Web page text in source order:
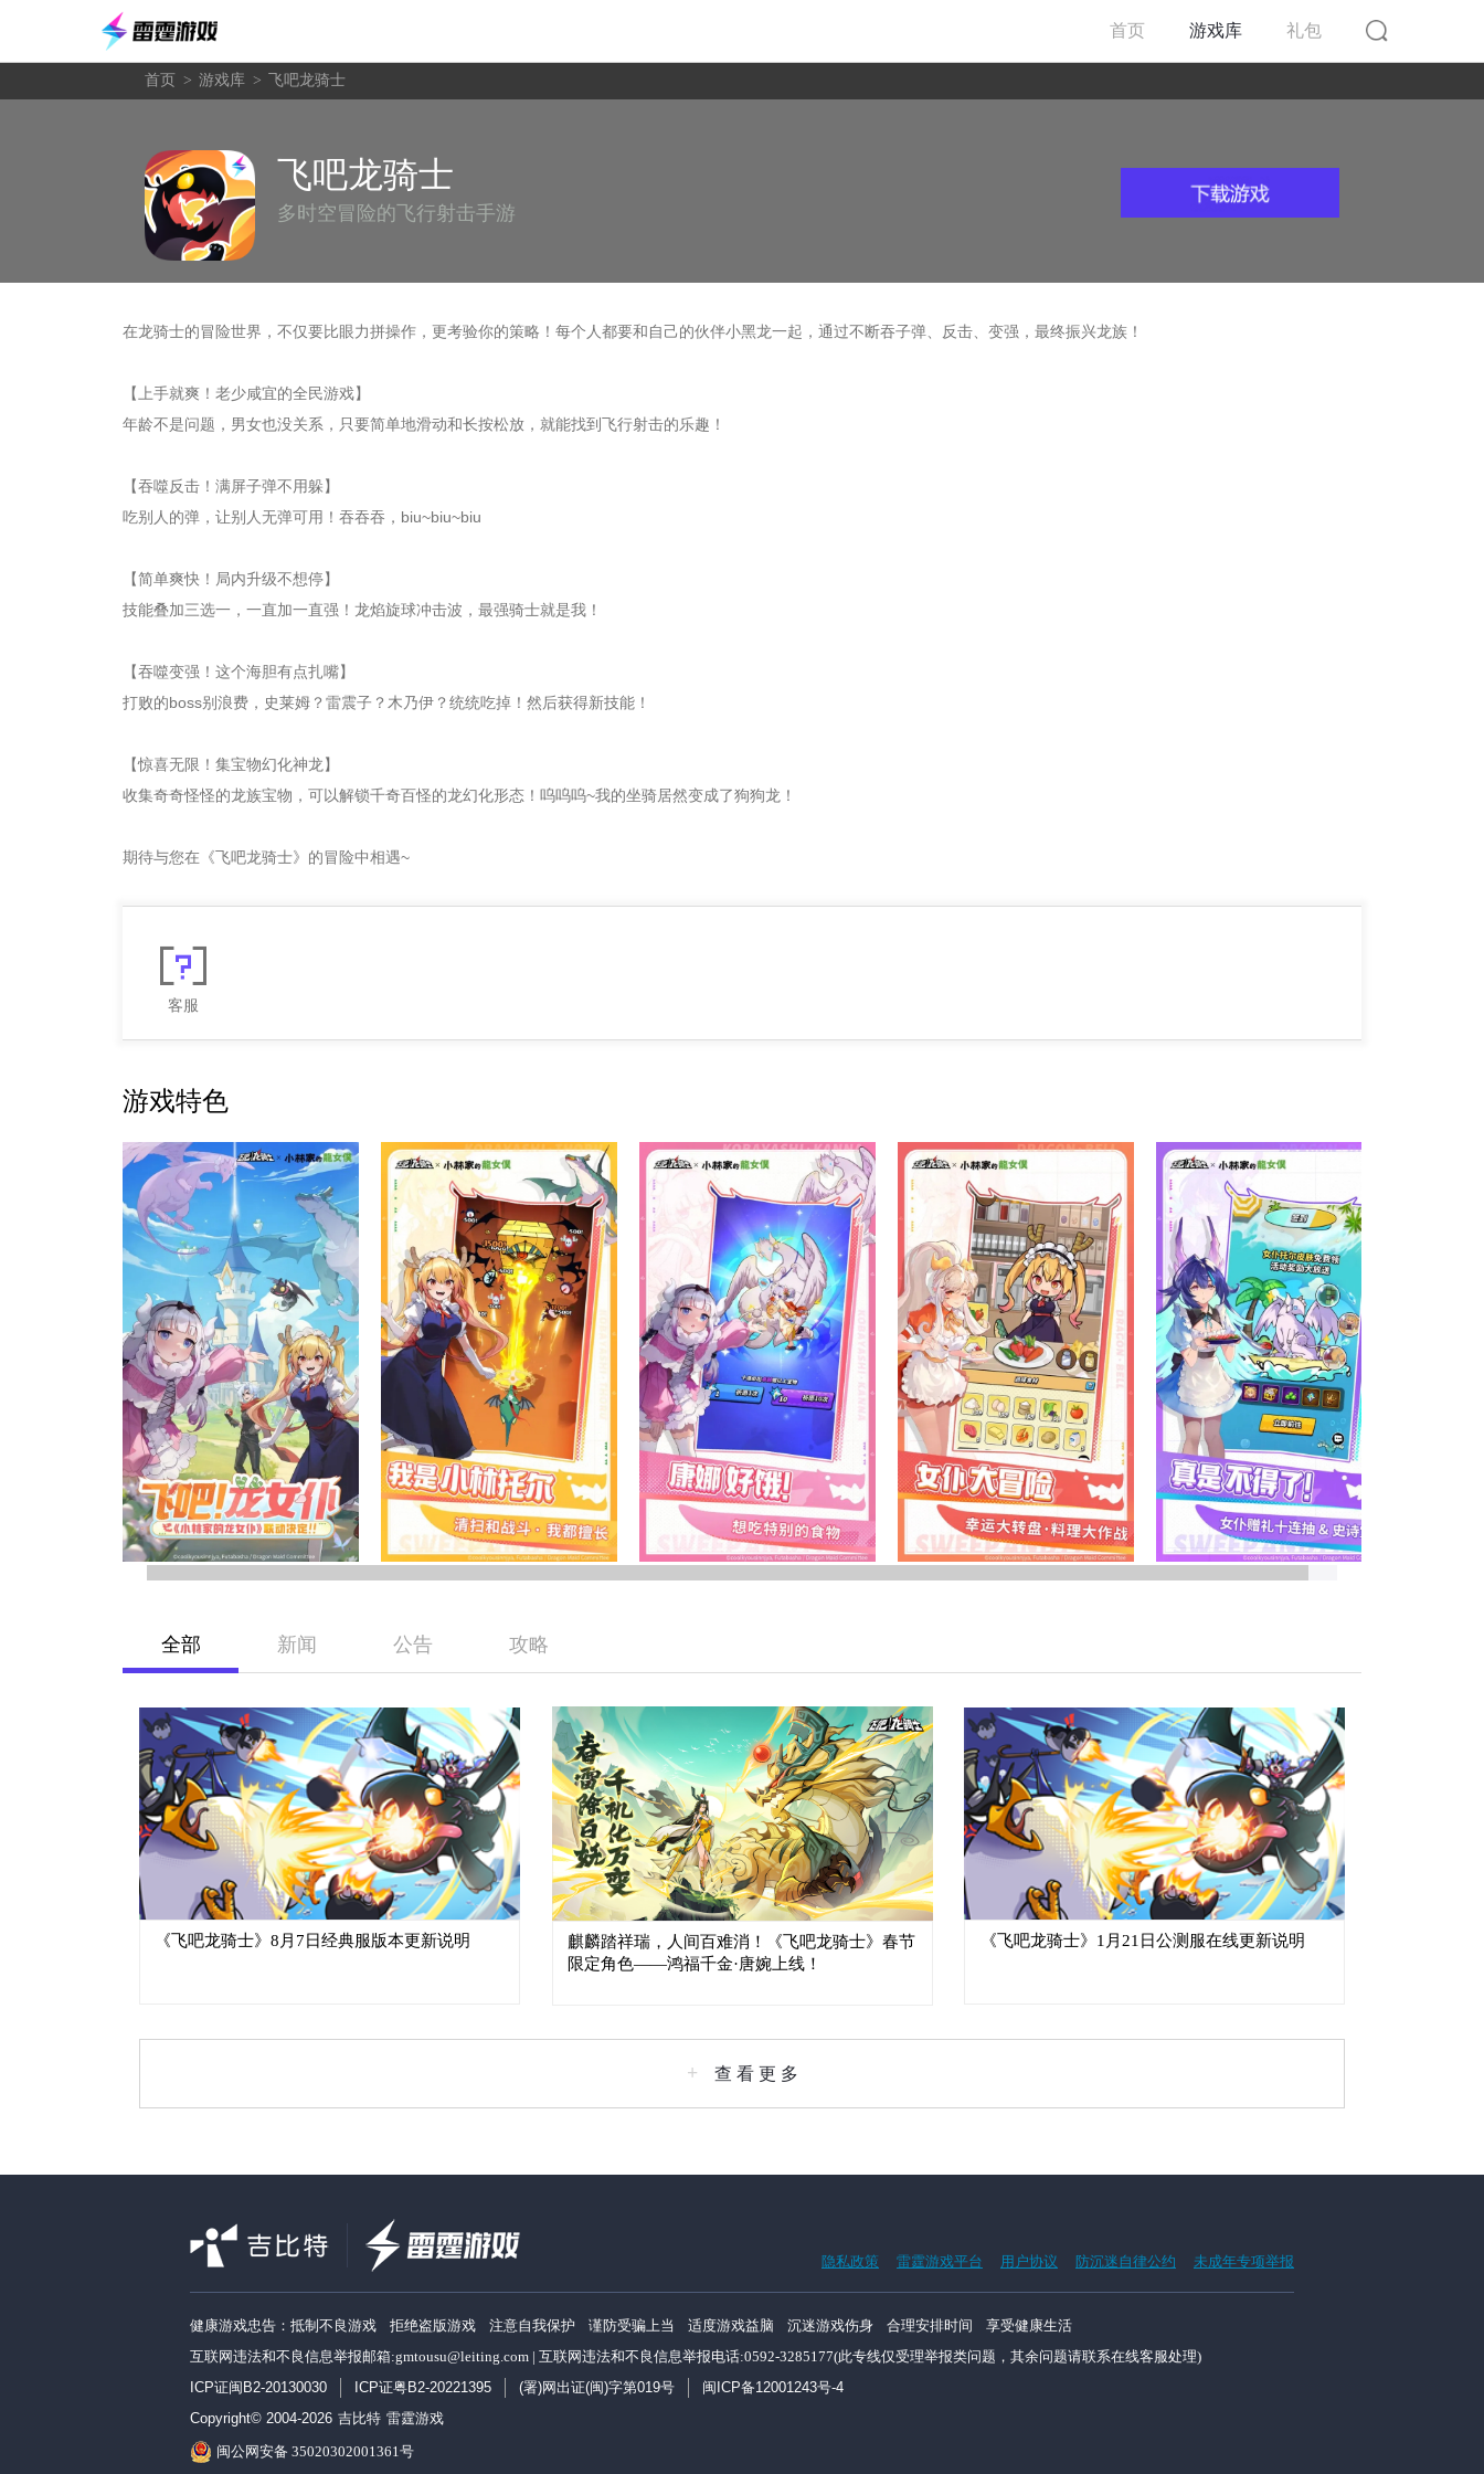
首页 游戏库 礼包
首页 > 游戏库 > 飞吧龙骑士
飞吧龙骑士
多时空冒险的飞行射击手游
在龙骑士的冒险世界，不仅要比眼力拼操作，更考验你的策略！每个人都要和自己的伙伴小黑龙一起，通过不断吞子弹、反击、变强，最终振兴龙族！
【上手就爽！老少咸宜的全民游戏】
年龄不是问题，男女也没关系，只要简单地滑动和长按松放，就能找到飞行射击的乐趣！
【吞噬反击！满屏子弹不用躲】
吃别人的弹，让别人无弹可用！吞吞吞，biu~biu~biu
【简单爽快！局内升级不想停】
技能叠加三选一，一直加一直强！龙焰旋球冲击波，最强骑士就是我！
【吞噬变强！这个海胆有点扎嘴】
打败的boss别浪费，史莱姆？雷震子？木乃伊？统统吃掉！然后获得新技能！
【惊喜无限！集宝物幻化神龙】
收集奇奇怪怪的龙族宝物，可以解锁千奇百怪的龙幻化形态！呜呜呜~我的坐骑居然变成了狗狗龙！
期待与您在《飞吧龙骑士》的冒险中相遇~
客服
游戏特色
全部 新闻 公告 攻略
《飞吧龙骑士》8月7日经典服版本更新说明
麒麟踏祥瑞，人间百难消！《飞吧龙骑士》春节
限定角色——鸿福千金·唐婉上线！
《飞吧龙骑士》1月21日公测服在线更新说明
+ 查 看 更 多
隐私政策 雷霆游戏平台 用户协议 防沉迷自律公约 未成年专项举报
健康游戏忠告：抵制不良游戏 拒绝盗版游戏 注意自我保护 谨防受骗上当 适度游戏益脑 沉迷游戏伤身 合理安排时间 享受健康生活
互联网违法和不良信息举报邮箱:gmtousu@leiting.com | 互联网违法和不良信息举报电话:0592-3285177(此专线仅受理举报类问题，其余问题请联系在线客服处理)
ICP证闽B2-20130030
ICP证粤B2-20221395 (署)网出证(闽)字第019号
闽ICP备12001243号-4
Copyright© 2004-2026 吉比特 雷霆游戏
闽公网安备 35020302001361号